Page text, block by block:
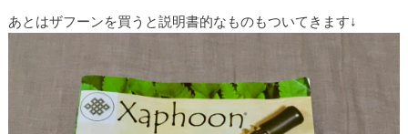
あとはザフーンを買うと説明書的なものもついてきます↓